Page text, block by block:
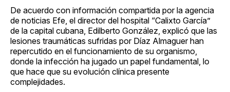
De acuerdo con información compartida por la agencia
de noticias Efe, el director del hospital “Calixto García”
de la capital cubana, Edilberto González, explicó que las
lesiones traumáticas sufridas por Díaz Almaguer han
repercutido en el funcionamiento de su organismo,
donde la infección ha jugado un papel fundamental, lo
que hace que su evolución clínica presente
complejidades.